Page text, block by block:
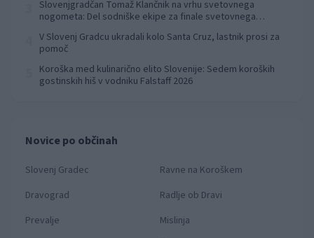
Slovenjgradčan Tomaž Klančnik na vrhu svetovnega
nogometa: Del sodniške ekipe za finale svetovnega
V Slovenj Gradcu ukradali kolo Santa Cruz, lastnik prosi za
pomoč
Koroška med kulinarično elito Slovenije: Sedem koroških
gostinskih hiš v vodniku Falstaff 2026
Novice po občinah
Slovenj Gradec
Ravne na Koroškem
Dravograd
Radlje ob Dravi
Prevalje
Mislinja